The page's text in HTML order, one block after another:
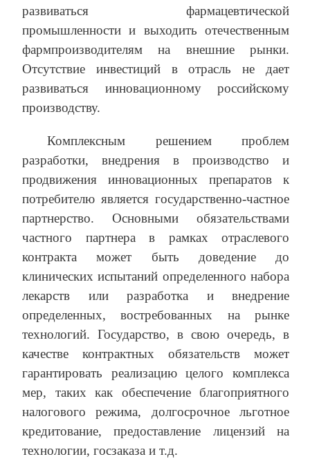
развиваться фармацевтической
промышленности и выходить отечественным
фармпроизводителям на внешние рынки.
Отсутствие инвестиций в отрасль не дает
развиваться инновационному российскому
производству.
Комплексным решением проблем
разработки, внедрения в производство и
продвижения инновационных препаратов к
потребителю является государственно-частное
партнерство. Основными обязательствами
частного партнера в рамках отраслевого
контракта может быть доведение до
клинических испытаний определенного набора
лекарств или разработка и внедрение
определенных, востребованных на рынке
технологий. Государство, в свою очередь, в
качестве контрактных обязательств может
гарантировать реализацию целого комплекса
мер, таких как обеспечение благоприятного
налогового режима, долгосрочное льготное
кредитование, предоставление лицензий на
технологии, госзаказа и т.д.